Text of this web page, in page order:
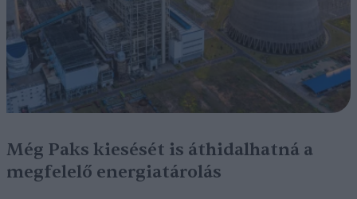
Még Paks kiesését is áthidalhatná a
megfelelő energiatárolás